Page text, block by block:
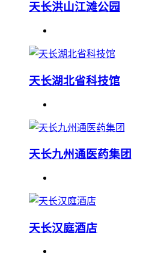
天长洪山江滩公园
天长湖北省科技馆
天长九州通医药集团
天长汉庭酒店